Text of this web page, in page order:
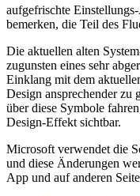
aufgefrischte
bemerken, die Teil des
Die aktuellen alten
zugunsten eines sehr
Einklang mit dem
Design ansprechender zu
über diese Symbole
Design-Effekt sichtbar.
Microsoft verwendet die
und diese Änderungen
App und auf anderen